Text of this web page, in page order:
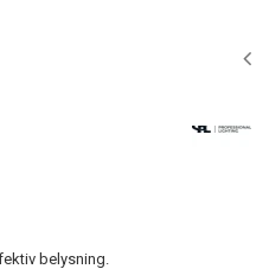
belysning.